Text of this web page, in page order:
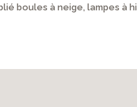
boules à neige, lampes à